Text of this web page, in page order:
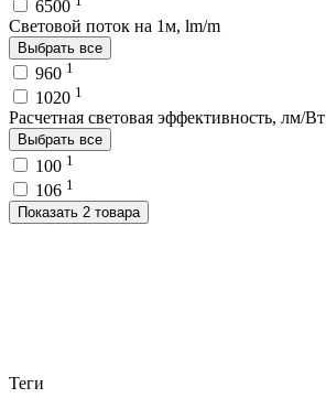
6500
Световой поток на 1м, lm/m
Выбрать все
960 1
1020 1
Расчетная световая эффективность, лм/Вт
Выбрать все
100 1
106 1
Показать 2 товара
Теги